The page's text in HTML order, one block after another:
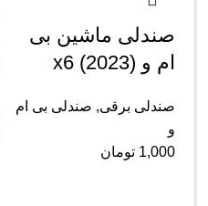
صندلی ماشین بی
ام و x6 (2023)
صندلی برقی, صندلی بی ام
و
1,000 تومان